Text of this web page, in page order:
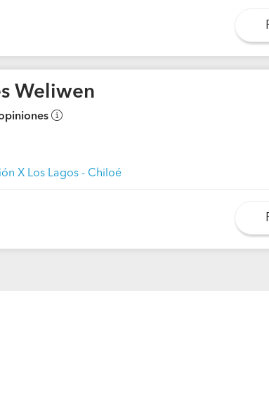
Weliwen
X Los Lagos - Chiloé